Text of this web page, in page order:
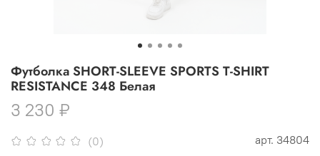
(0) арт. 34804
Футболка SHORT-SLEEVE SPORTS T-SHIRT
RESISTANCE 348 Белая
3 230 ₽